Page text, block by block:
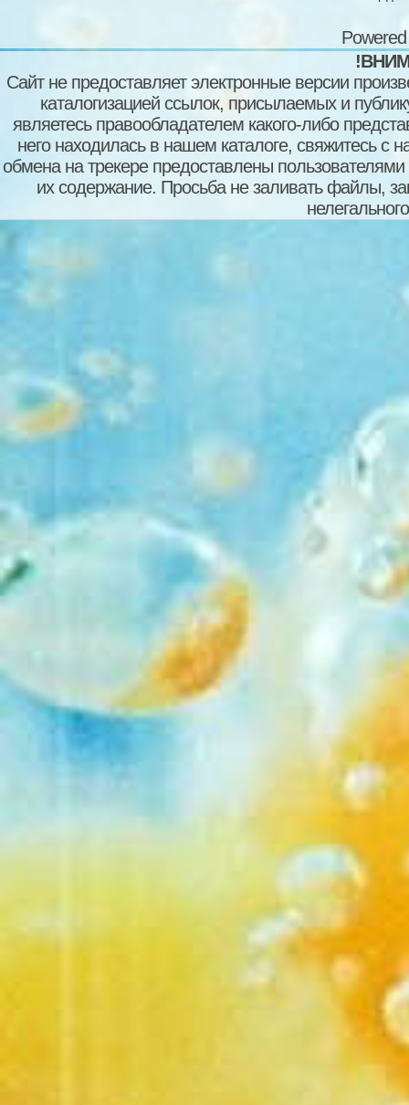
Сайт не предоставляет электронные версии
каталогизацией ссылок, присылаемых и
являетесь правообладателем какого-либо
него находилась в нашем каталоге, свяжитесь
обмена на трекере предоставлены пользователями
их содержание. Просьба не заливать файлы,